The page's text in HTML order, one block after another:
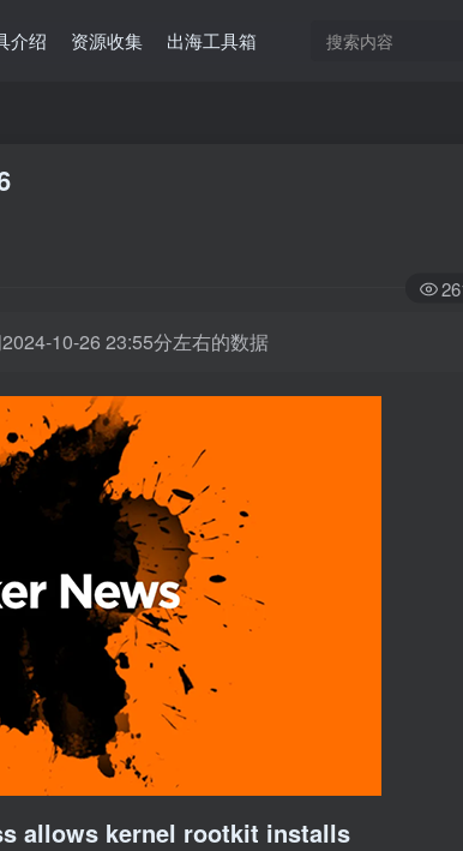
介绍 资源收集 出海工具箱
10-26 23:55分左右的数据
allows kernel rootkit installs